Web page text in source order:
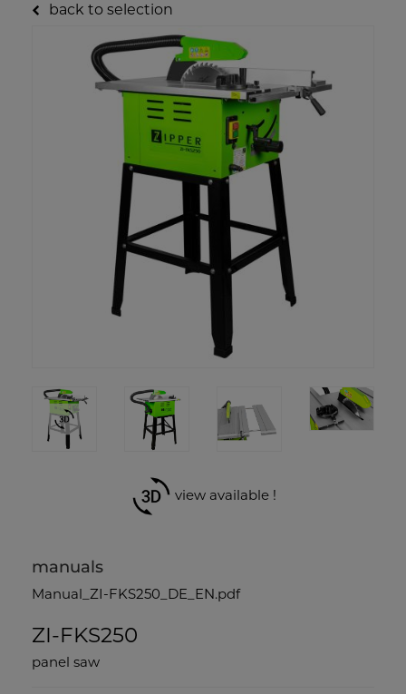
back to selection
view available !
manuals
Manual_ZI-FKS250_DE_EN.pdf
ZI-FKS250
panel saw